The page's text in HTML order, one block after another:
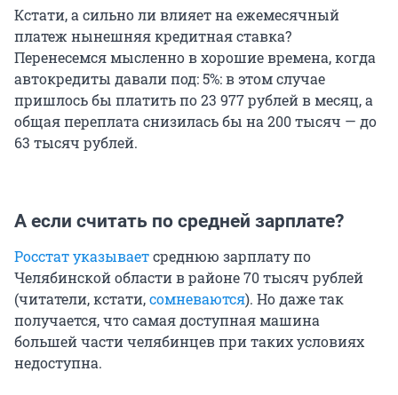
Кстати, а сильно ли влияет на ежемесячный
платеж нынешняя кредитная ставка?
Перенесемся мысленно в хорошие времена, когда
автокредиты давали под: 5%:в этом случае
пришлось бы платить по 23 977 рублей в месяц, а
общая переплата снизилась бы на 200 тысяч — до
63 тысяч рублей.
А если считать по средней зарплате?
Росстат указываетсреднюю зарплату по
Челябинской области в районе 70 тысяч рублей
(читатели, кстати,сомневаются). Но даже так
получается, что самая доступная машина
большей части челябинцев при таких условиях
недоступна.